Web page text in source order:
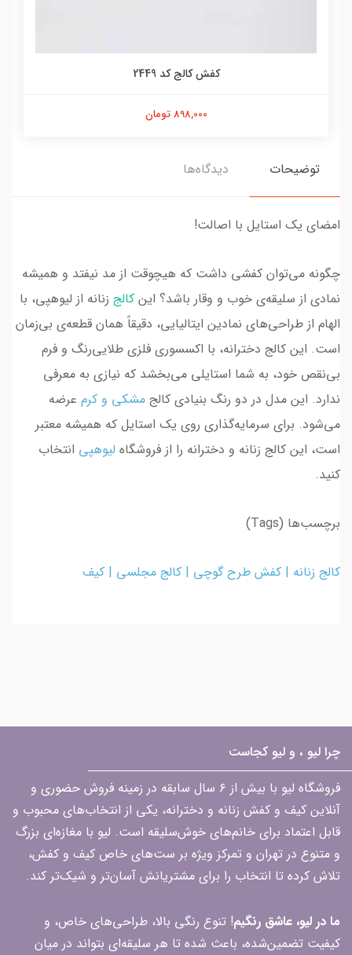
کفش کالج کد 2449
898,000 تومان
توضیحات دیدگاه‌ها
امضای یک استایل با اصالت!
چگونه می‌توان کفشی داشت که هیچوقت از مد نیفتد و همیشه
نمادی از سلیقه‌ی خوب و وقار باشد؟ این کالج زنانه از لیوهپی، با
الهام از طراحی‌های نمادین ایتالیایی، دقیقاً همان قطعه‌ی بی‌زمان
است. این کالج دخترانه، با اکسسوری فلزی طلایی‌رنگ و فرم
بی‌نقص خود، به شما استایلی می‌بخشد که نیازی به معرفی
ندارد. این مدل در دو رنگ بنیادی کالج مشکی و کرم عرضه
می‌شود. برای سرمایه‌گذاری روی یک استایل که همیشه معتبر
است، این کالج زنانه و دخترانه را از فروشگاه لیوهپی انتخاب
کنید.
برچسب‌ها (Tags)
کالج زنانه | کفش طرح گوچی | کالج مجلسی | کیف
چرا لیو ، و لیو کجاست
فروشگاه لیو با بیش از ۶ سال سابقه در زمینه فروش حضوری و
آنلاین کیف و کفش زنانه و دخترانه، یکی از انتخاب‌های محبوب و
قابل اعتماد برای خانم‌های خوش‌سلیقه است. لیو با مغازه‌ای بزرگ
و متنوع در تهران و تمرکز ویژه بر ست‌های خاص کیف و کفش،
تلاش کرده تا انتخاب را برای مشتریانش آسان‌تر و شیک‌تر کند.
ما در لیو، عاشق رنگیم! تنوع رنگی بالا، طراحی‌های خاص، و
کیفیت تضمین‌شده، باعث شده تا هر سلیقه‌ای بتواند در میان